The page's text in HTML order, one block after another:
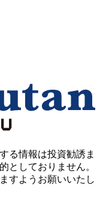
る情報は投資勧誘ま
としておりません。
すようお願いいたし